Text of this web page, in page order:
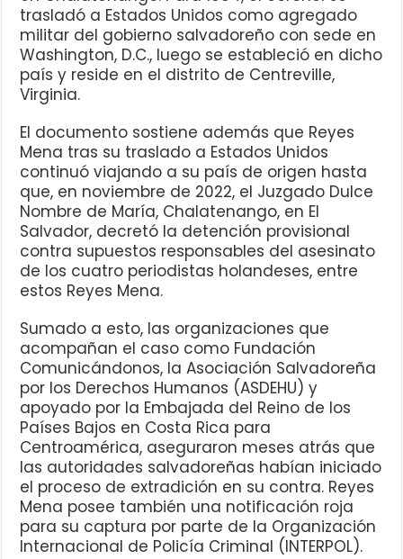
trasladó a Estados Unidos como agregado
militar del gobierno salvadoreño con sede en
Washington, D.C., luego se estableció en dicho
país y reside en el distrito de Centreville,
Virginia.
El documento sostiene además que Reyes
Mena tras su traslado a Estados Unidos
continuó viajando a su país de origen hasta
que, en noviembre de 2022, el Juzgado Dulce
Nombre de María, Chalatenango, en El
Salvador, decretó la detención provisional
contra supuestos responsables del asesinato
de los cuatro periodistas holandeses, entre
estos Reyes Mena.
Sumado a esto, las organizaciones que
acompañan el caso como Fundación
Comunicándonos, la Asociación Salvadoreña
por los Derechos Humanos (ASDEHU) y
apoyado por la Embajada del Reino de los
Países Bajos en Costa Rica para
Centroamérica, aseguraron meses atrás que
las autoridades salvadoreñas habían iniciado
el proceso de extradición en su contra. Reyes
Mena posee también una notificación roja
para su captura por parte de la Organización
Internacional de Policía Criminal (INTERPOL).